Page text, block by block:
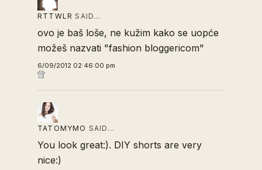
RTTWLR SAID…
ovo je baš loše, ne kužim kako se uopće
možeš nazvati "fashion bloggericom"
6/09/2012 02:46:00 pm
TATOMYMO SAID…
You look great:). DIY shorts are very
nice:)